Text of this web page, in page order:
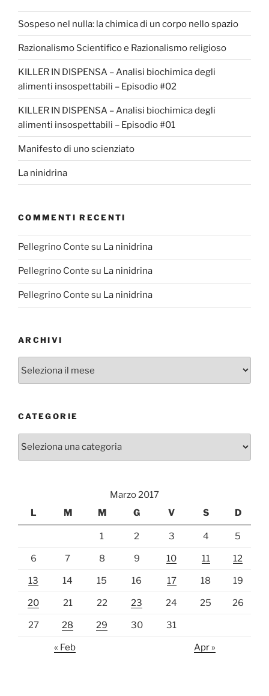
Sospeso nel nulla: la chimica di un corpo nello spazio
Razionalismo Scientifico e Razionalismo religioso
KILLER IN DISPENSA – Analisi biochimica degli
alimenti insospettabili – Episodio #02
KILLER IN DISPENSA – Analisi biochimica degli
alimenti insospettabili – Episodio #01
Manifesto di uno scienziato
La ninidrina
COMMENTI RECENTI
Pellegrino Conte su La ninidrina
Pellegrino Conte su La ninidrina
Pellegrino Conte su La ninidrina
ARCHIVI
CATEGORIE
Categorie
Marzo 2017
L
M M G V S D
1 2 3 4 5
6 7 8 9 10 11 12
13 14 15 16 17 18 19
20 21 22 23 24 25 26
27 28 29 30 31
« Feb Apr »